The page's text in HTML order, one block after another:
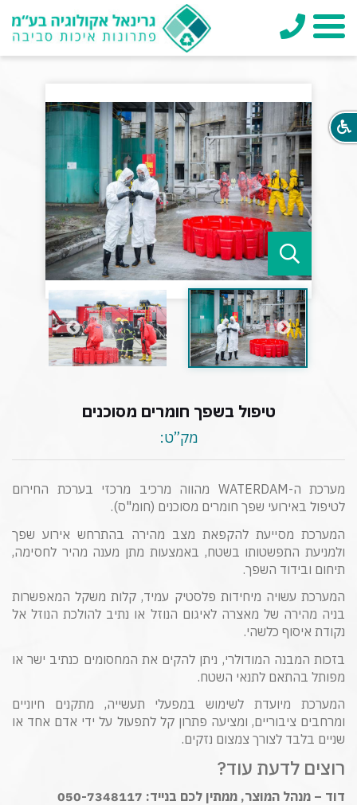
תפריט
טיפול בשפך חומרים מסוכנים
מק”ט:
מערכת ה-WATERDAM מהווה מרכיב מרכזי בערכת החירום
לטיפול באירועי שפך חומרים מסוכנים (חומ"ס).
המערכת מסייעת להקפאת מצב מהירה בהתרחש אירוע שפך
ולמניעת התפשטותו בשטח, באמצעות מתן מענה מהיר לחסימה,
תיחום ובידוד השפך.
המערכת עשויה מיחידות פלסטיק עמיד, קלות משקל המאפשרות
בניה מהירה של מאצרה לאיגום הנוזל או נתיב להולכת הנוזל אל
נקודת איסוף כלשהי.
בזכות המבנה המודולרי, ניתן להקים את המחסומים כנתיב ישר או
מפותל בהתאם לתנאי השטח.
המערכת מיועדת לשימוש במפעלי תעשייה, מתקנים חיוניים
ומרחבים ציבוריים, ומציעה פתרון קל לתפעול על ידי אדם אחד או
שניים בלבד לצורך צמצום נזקים.
רוצים לדעת עוד?
דוד – מנהל המוצר, ממתין לכם בנייד: 050-7348117